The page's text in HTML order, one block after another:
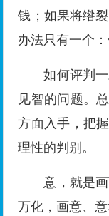
钱；如果将绺
办法只有一个
如何评判
见智的问题。
方面入手，把
理性的判别。
意，就是
万化，画意、